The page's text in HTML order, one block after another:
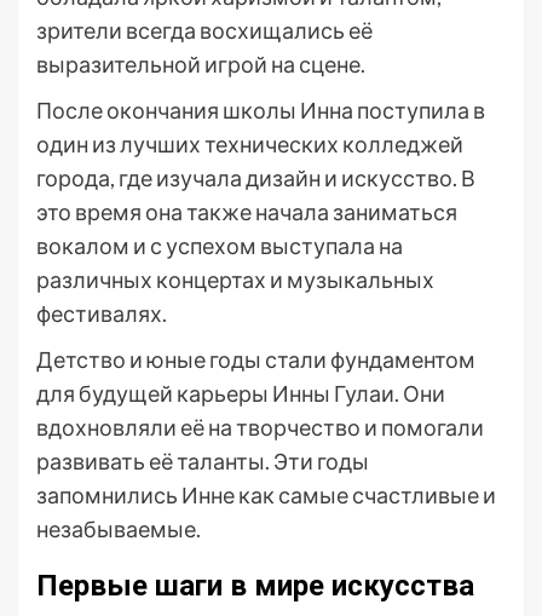
зрители всегда восхищались её
выразительной игрой на сцене.
После окончания школы Инна поступила в
один из лучших технических колледжей
города, где изучала дизайн и искусство. В
это время она также начала заниматься
вокалом и с успехом выступала на
различных концертах и музыкальных
фестивалях.
Детство и юные годы стали фундаментом
для будущей карьеры Инны Гулаи. Они
вдохновляли её на творчество и помогали
развивать её таланты. Эти годы
запомнились Инне как самые счастливые и
незабываемые.
Первые шаги в мире искусства